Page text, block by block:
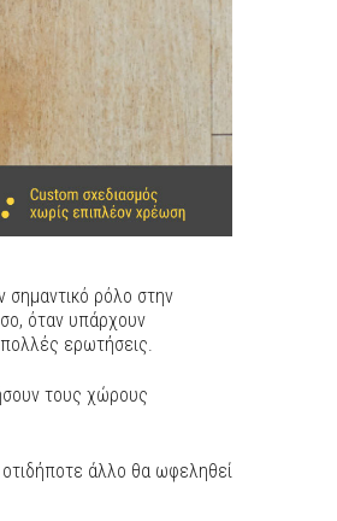
ρόλο στην
όταν υπάρχουν
ερωτήσεις.
τους χώρους
οτιδήποτε άλλο θα ωφεληθεί